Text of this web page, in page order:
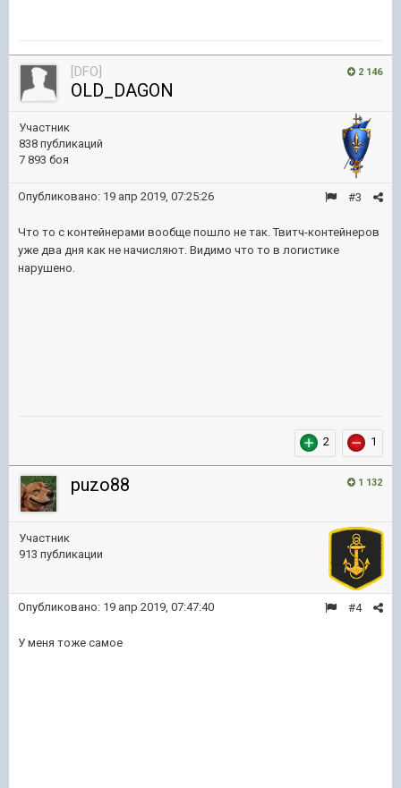
2 146
[DFO]
OLD_DAGON
Участник
838 публикаций
7 893 боя
#3
Опубликовано: 19 апр 2019, 07:25:26
Что то с контейнерами вообще пошло не так. Твитч-контейнеров
уже два дня как не начисляют. Видимо что то в логистике
нарушено.
2 1
1 132
puzo88
Участник
913 публикации
#4
Опубликовано: 19 апр 2019, 07:47:40
У меня тоже самое